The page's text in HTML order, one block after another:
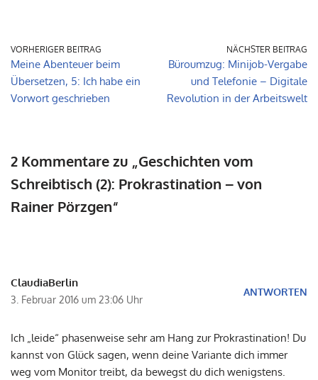
VORHERIGER BEITRAG
Meine Abenteuer beim
Übersetzen, 5: Ich habe ein
Vorwort geschrieben
NÄCHSTER BEITRAG
Büroumzug: Minijob-Vergabe
und Telefonie – Digitale
Revolution in der Arbeitswelt
2 Kommentare zu „Geschichten vom
Schreibtisch (2): Prokrastination – von
Rainer Pörzgen“
ClaudiaBerlin
3. Februar 2016 um 23:06 Uhr
ANTWORTEN
Ich „leide“ phasenweise sehr am Hang zur Prokrastination! Du
kannst von Glück sagen, wenn deine Variante dich immer
weg vom Monitor treibt, da bewegst du dich wenigstens.